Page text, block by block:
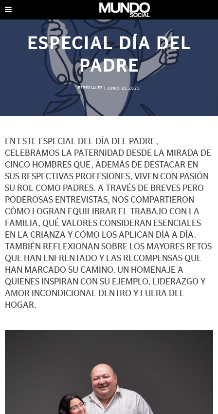
ESPECIAL DÍA DEL
PADRE
ESPECIALES JUNIO DE 2025
EN ESTE ESPECIAL DEL DÍA DEL PADRE,
CELEBRAMOS LA PATERNIDAD DESDE LA MIRADA DE
CINCO HOMBRES QUE, ADEMÁS DE DESTACAR EN
SUS RESPECTIVAS PROFESIONES, VIVEN CON PASIÓN
SU ROL COMO PADRES. A TRAVÉS DE BREVES PERO
PODEROSAS ENTREVISTAS, NOS COMPARTIERON
CÓMO LOGRAN EQUILIBRAR EL TRABAJO CON LA
FAMILIA, QUÉ VALORES CONSIDERAN ESENCIALES
EN LA CRIANZA Y CÓMO LOS APLICAN DÍA A DÍA.
TAMBIÉN REFLEXIONAN SOBRE LOS MAYORES RETOS
QUE HAN ENFRENTADO Y LAS RECOMPENSAS QUE
HAN MARCADO SU CAMINO. UN HOMENAJE A
QUIENES INSPIRAN CON SU EJEMPLO, LIDERAZGO Y
AMOR INCONDICIONAL DENTRO Y FUERA DEL
HOGAR.